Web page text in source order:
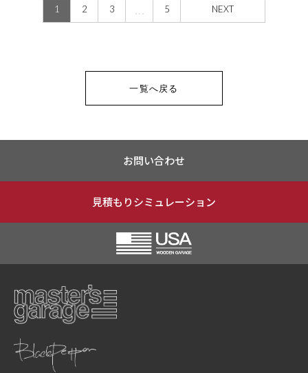
1 2 3 … 5
一覧へ戻る
お問い合わせ
見積もりシミュレーション